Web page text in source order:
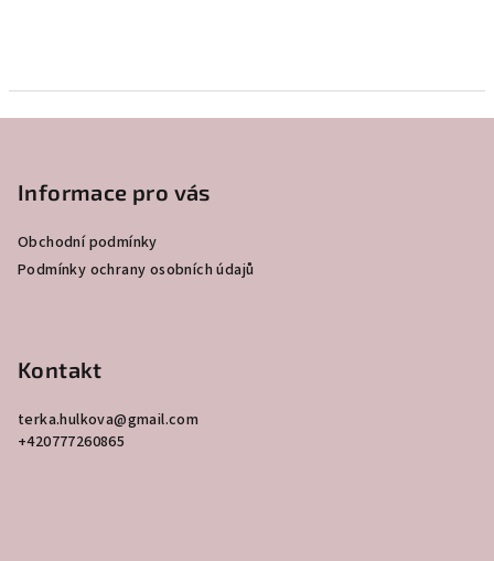
Informace pro vás
Obchodní podmínky
Podmínky ochrany osobních údajů
Kontakt
terka.hulkova@gmail.com
+420777260865